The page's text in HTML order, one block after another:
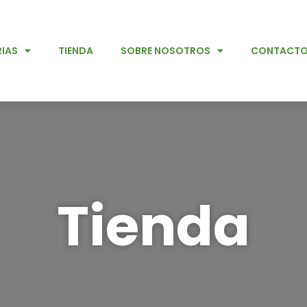
TIENDA SOBRE NOSOTROS CONTACTO
Tienda